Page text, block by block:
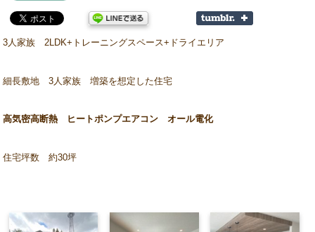
3人家族 2LDK+トレーニングスペース+ドライエリア
細長敷地 3人家族 増築を想定した住宅
高気密高断熱 ヒートポンプエアコン オール電化
住宅坪数 約30坪